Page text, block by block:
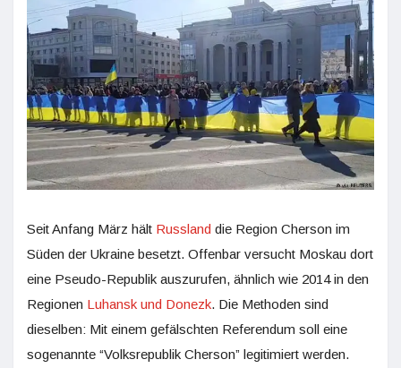
Seit Anfang März hält Russland die Region Cherson im
Süden der Ukraine besetzt. Offenbar versucht Moskau dort
eine Pseudo-Republik auszurufen, ähnlich wie 2014 in den
Regionen Luhansk und Donezk. Die Methoden sind
dieselben: Mit einem gefälschten Referendum soll eine
sogenannte “Volksrepublik Cherson” legitimiert werden.